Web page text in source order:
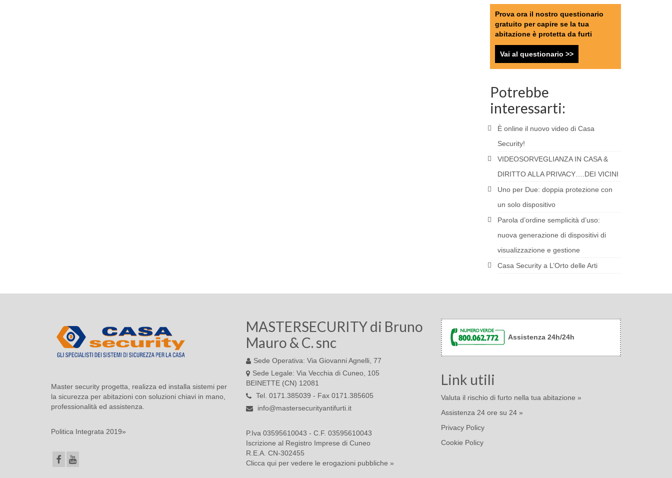
Prova ora il nostro questionario
gratuito per capire se la tua
abitazione è protetta da furti
Vai al questionario >>
Potrebbe
interessarti:
È online il nuovo video di Casa
Security!
VIDEOSORVEGLIANZA IN CASA &
DIRITTO ALLA PRIVACY….DEI VICINI
Uno per Due: doppia protezione con
un solo dispositivo
Parola d’ordine semplicità d’uso:
nuova generazione di dispositivi di
visualizzazione e gestione
Casa Security a L’Orto delle Arti
Master security progetta, realizza ed installa sistemi per
la sicurezza per abitazioni con soluzioni chiavi in mano,
professionalità ed assistenza.
Politica Integrata 2019»
MASTERSECURITY di Bruno
Mauro & C. snc
Sede Operativa: Via Giovanni Agnelli, 77
Sede Legale: Via Vecchia di Cuneo, 105
BEINETTE (CN) 12081
Tel. 0171.385039 - Fax 0171.385605
info@mastersecurityantifurti.it
P.Iva 03595610043 - C.F. 03595610043
Iscrizione al Registro Imprese di Cuneo
R.E.A. CN-302455
Clicca qui per vedere le erogazioni pubbliche »
Assistenza 24h/24h
Link utili
Valuta il rischio di furto nella tua abitazione »
Assistenza 24 ore su 24 »
Privacy Policy
Cookie Policy